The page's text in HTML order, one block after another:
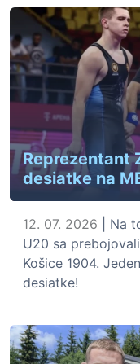
Reprezentant
desiatke na
12. 07. 2026 | Na
U20 sa
Košice 1904.
desiatke!